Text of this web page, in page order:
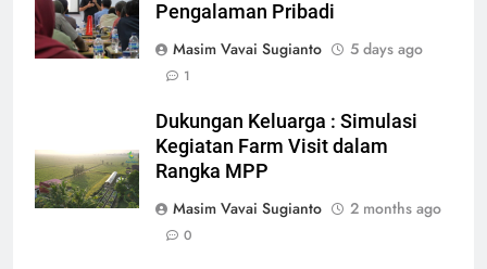
Pengalaman Pribadi
Masim Vavai Sugianto
5 days ago
1
Dukungan Keluarga : Simulasi
Kegiatan Farm Visit dalam
Rangka MPP
Masim Vavai Sugianto
2 months ago
0